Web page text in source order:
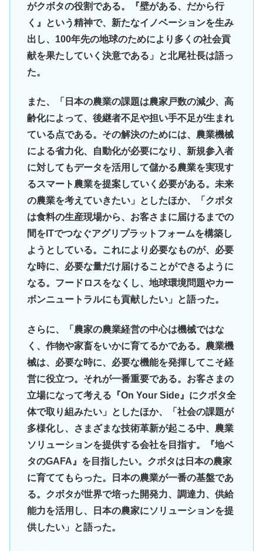
がクボタの役割である。『壁がある、だから行
く』という精神で、新たなイノベーションを生み
出し、100年先の地球のためにより多くの社会貢
献を果たしていく決意である」と北尾社長は語っ
た。
また、「日本の農業の課題は農家戸数の減少、高
齢化によって、後継者不足や担い手不足が生まれ
ている点である。その解決のためには、農業機械
による省力化、自動化が必要になり、新規参入者
に対してもデータを活用して儲かる農業を実現す
るスマート農業を提案していく必要がある。未来
の農業を考えていきたい」としたほか、「クボタ
は食料の生産現場から、お客さまに届けるまでの
間をITでつなぐアグリプラットフォームを構築し
ようとしている。これにより必要なものが、必要
な時に、必要な量だけ届けることができるように
なる。フードロスをなくし、地球環境問題やカー
ボンニュートラルにも貢献したい」と語った。
さらに、「農家の農業経営の中心は機械ではな
く、作物や家畜をいかに育てるかである。農業機
械は、必要な時に、必要な機能を発揮してこそ経
営に役立つ。それが一番重要である。お客さまの
立場になって考える『On Your Side』にクボタ全
体で取り組みたい」としたほか、「社会の課題が
多様化し、さまざまな技術革新が起こる中、農業
ソリューションを提供する会社を目指す。『地ベ
タのGAFA』を目指したい。クボタは日本の農家
に育ててもらった。日本の農業が一番の基盤であ
る。クボタが世界で培った開発力、調達力、供給
能力を活用し、日本の農家にソリューションを提
供したい」と語った。